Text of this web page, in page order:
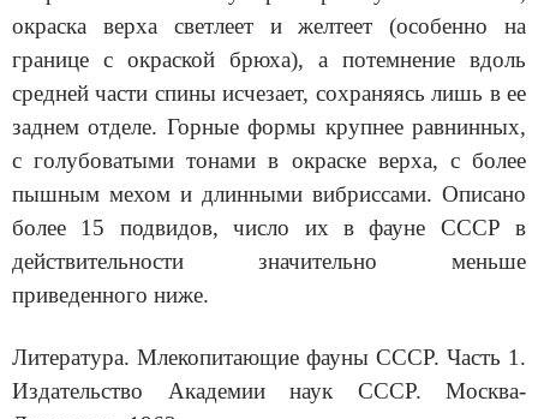
окраска верха светлеет и желтеет (особенно на
границе с окраской брюха), а потемнение вдоль
средней части спины исчезает, сохраняясь лишь в ее
заднем отделе. Горные формы крупнее равнинных,
с голубоватыми тонами в окраске верха, с более
пышным мехом и длинными вибриссами. Описано
более 15 подвидов, число их в фауне СССР в
действительности значительно меньше
приведенного ниже.
Литература. Млекопитающие фауны СССР. Часть 1.
Издательство Академии наук СССР. Москва-